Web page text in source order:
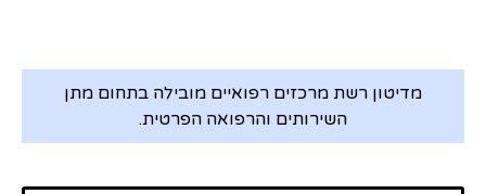
מדיטון רשת מרכזים רפואיים מובילה בתחום מתן
השירותים והרפואה הפרטית.